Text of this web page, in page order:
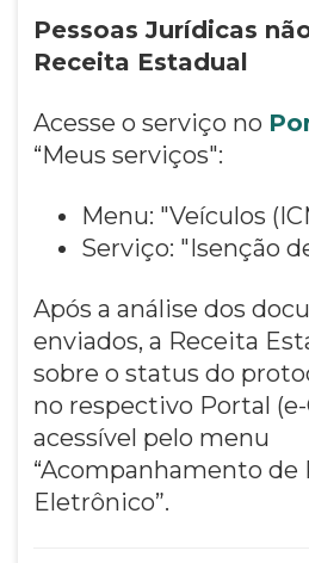
Pessoas Jurídicas
Receita Estadual
Acesse o serviço no
“Meus serviços":
Menu: "Veículos
Serviço: "Isenção
Após a análise dos
enviados, a Receita
sobre o status do
no respectivo Portal (e-
acessível pelo menu
“Acompanhamento de
Eletrônico”.